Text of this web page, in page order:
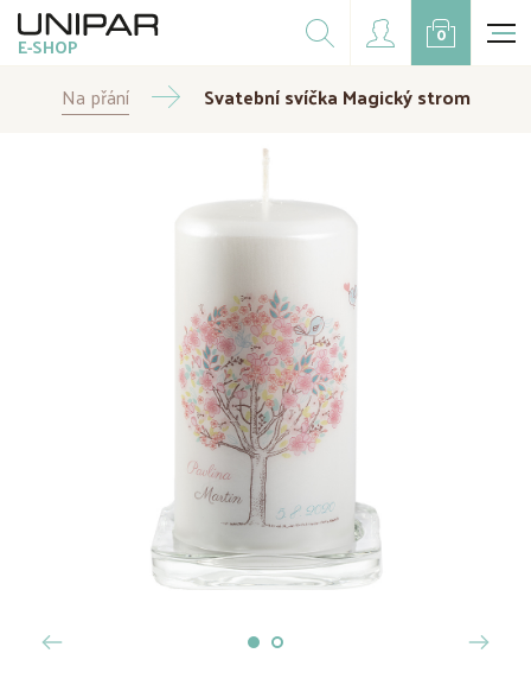
E-SHOP
Dárkové balíčky
Doplňky
Doprodej
Na přání
CZK EUR
0
Na přání Svatební svíčka Magický strom